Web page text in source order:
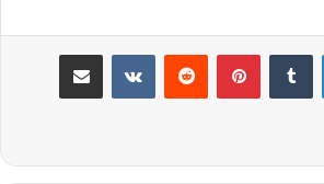
لينكدإن بينتيريست
مشاركة عبر البريد